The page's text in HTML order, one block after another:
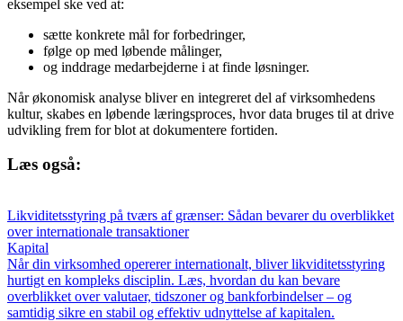
eksempel ske ved at:
sætte konkrete mål for forbedringer,
følge op med løbende målinger,
og inddrage medarbejderne i at finde løsninger.
Når økonomisk analyse bliver en integreret del af virksomhedens
kultur, skabes en løbende læringsproces, hvor data bruges til at drive
udvikling frem for blot at dokumentere fortiden.
Læs også:
Likviditetsstyring på tværs af grænser: Sådan bevarer du overblikket
over internationale transaktioner
Kapital
Når din virksomhed opererer internationalt, bliver likviditetsstyring
hurtigt en kompleks disciplin. Læs, hvordan du kan bevare
overblikket over valutaer, tidszoner og bankforbindelser – og
samtidig sikre en stabil og effektiv udnyttelse af kapitalen.